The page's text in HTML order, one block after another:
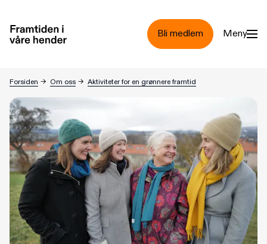
Bli medlem Meny
Forsiden → Om oss → Aktiviteter for en grønnere framtid
Regionkontor Østlandet